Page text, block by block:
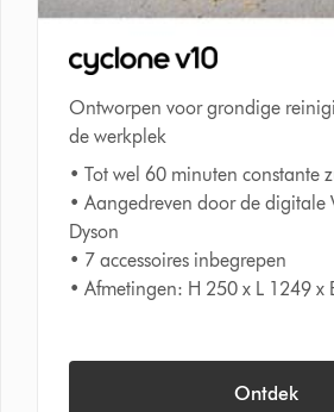
Ontworpen voor grondige
de werkplek
• Tot wel 60 minuten constante
• Aangedreven door de digitale
Dyson​
• 7 accessoires inbegrepen
• Afmetingen: H 250 x L 1249 x
Ontdek